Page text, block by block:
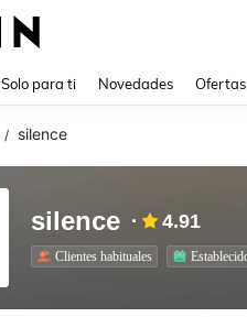
Solo para ti Novedades Ofertas
/ silence
silence 4.91
Clientes habituales